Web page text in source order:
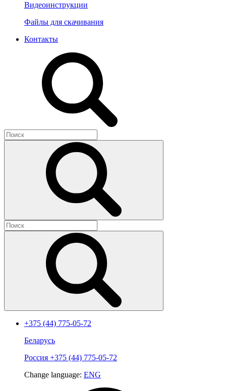
Видеоинструкции
Файлы для скачивания
Контакты
+375 (44) 775-05-72
Беларусь
Россия +375 (44) 775-05-72
Change language: ENG